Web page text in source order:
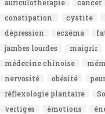
auriculotherapie
cancer
constipation.
cystite
dépression
eczéma
jambes lourdes
maigrir
médecine chinoise
nervosité
obésité peur
réflexologie plantaire
vertiges
émotions